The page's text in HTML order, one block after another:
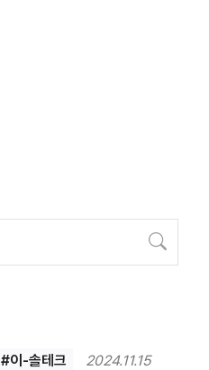
검색
#이-솔테크 2024.11.15